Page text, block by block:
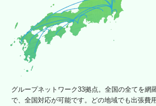
グループネットワーク33拠点。全国の全てを網
で、全国対応が可能です。どの地域でも出張費